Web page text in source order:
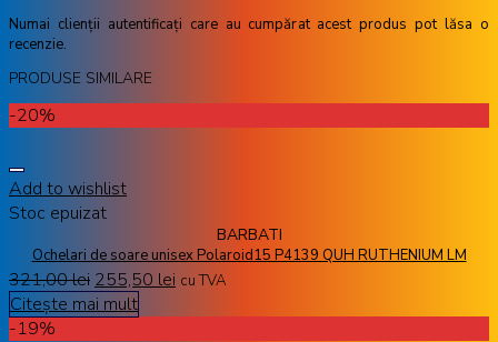
Numai clienții autentificați care au cumpărat acest produs pot lăsa o
recenzie.
PRODUSE SIMILARE
-20%
Add to wishlist
Stoc epuizat
BARBATI
Ochelari de soare unisex Polaroid15 P4139 QUH RUTHENIUM LM
321,00lei 255,50 lei cu TVA
Citește mai mult
-19%